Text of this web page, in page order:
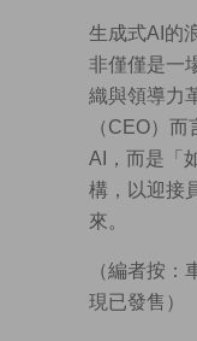
生成式AI的
非僅僅是一
織與領導力
（CEO）
AI，而是「
構，以迎接
來。
（編者按：
現已發售）